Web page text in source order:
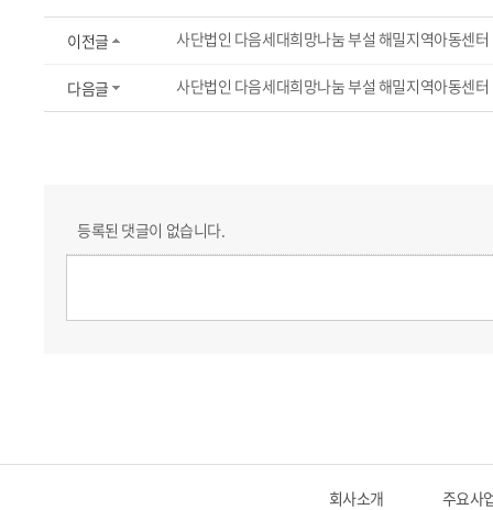
이전글 사단법인 다음세대희망나눔 부설 해밀지역아동센
다음글 사단법인 다음세대희망나눔 부설 해밀지역아동센
등록된 댓글이 없습니다.
회사소개 주요사